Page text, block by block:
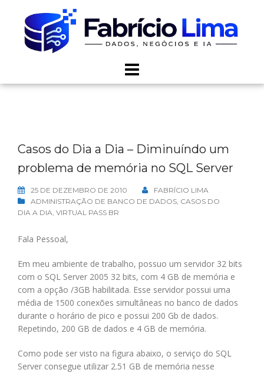
content
Casos do Dia a Dia – Diminuíndo um
problema de memória no SQL Server
25 DE DEZEMBRO DE 2010
FABRÍCIO LIMA
ADMINISTRAÇÃO DE BANCO DE DADOS, CASOS DO
DIA A DIA, VIRTUAL PASS BR
Fala Pessoal,
Em meu ambiente de trabalho, possuo um servidor 32 bits
com o SQL Server 2005 32 bits, com 4 GB de memória e
com a opção /3GB habilitada. Esse servidor possui uma
média de 1500 conexões simultâneas no banco de dados
durante o horário de pico e possui 200 Gb de dados.
Repetindo, 200 GB de dados e 4 GB de memória.
Como pode ser visto na figura abaixo, o serviço do SQL
Server consegue utilizar 2.51 GB de memória nesse